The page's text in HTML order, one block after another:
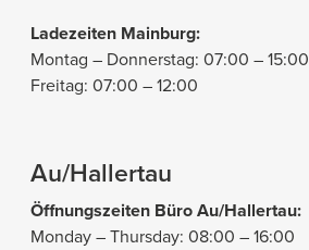
Ladezeiten Mainburg:
Montag – Donnerstag: 07:00 – 15:00
Freitag: 07:00 – 12:00
Au/Hallertau
Öffnungszeiten Büro Au/Hallertau:
Monday – Thursday: 08:00 – 16:00